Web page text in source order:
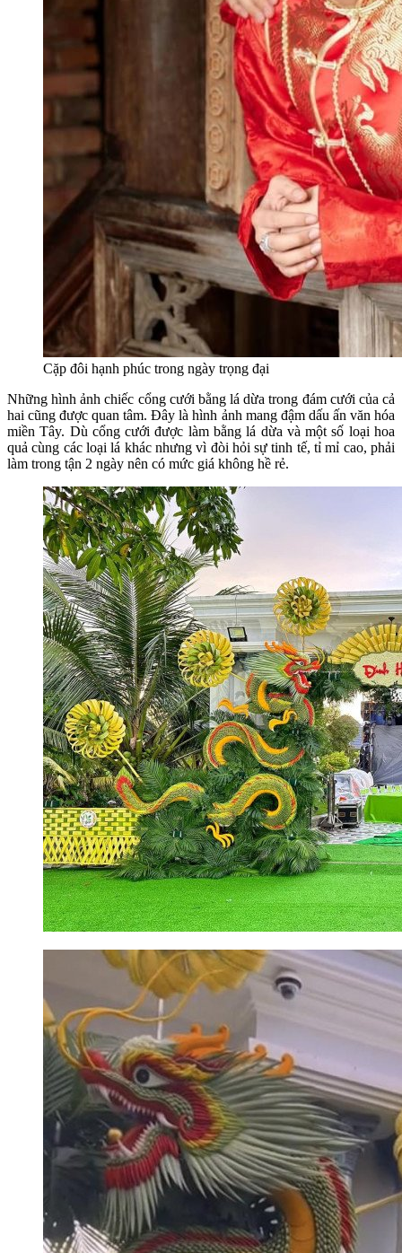
Cặp đôi hạnh phúc trong ngày trọng đại
Những hình ảnh chiếc cổng cưới bằng lá dừa trong đám cưới của cả
hai cũng được quan tâm. Đây là hình ảnh mang đậm dấu ấn văn hóa
miền Tây. Dù cổng cưới được làm bằng lá dừa và một số loại hoa
quả cùng các loại lá khác nhưng vì đòi hỏi sự tinh tế, tỉ mỉ cao, phải
làm trong tận 2 ngày nên có mức giá không hề rẻ.